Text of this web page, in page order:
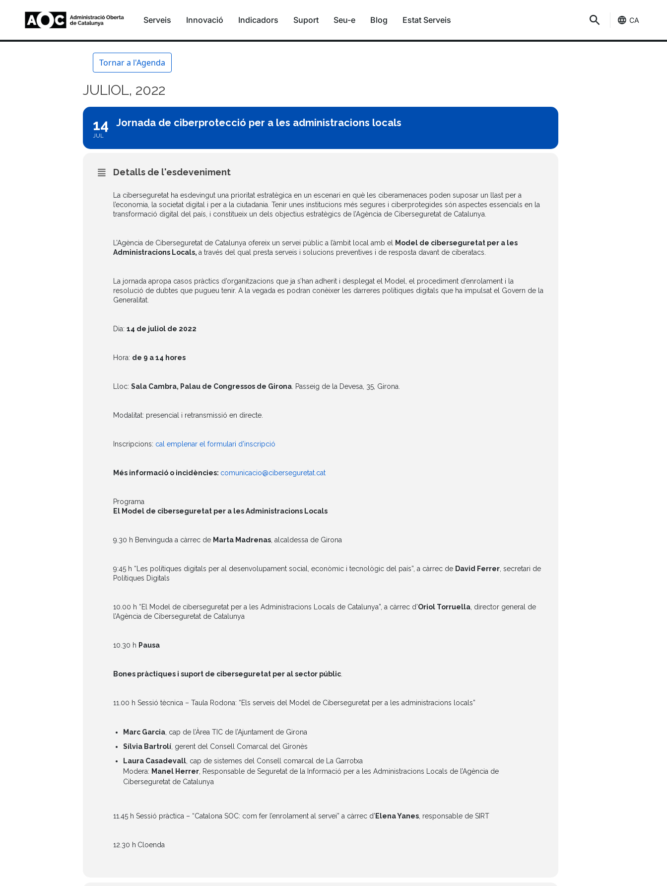
Serveis Innovació Indicadors Suport Seu-e Blog Estat Serveis CA
Tornar a l'Agenda
JULIOL, 2022
14
JUL
Jornada de ciberprotecció per a les administracions locals
Detalls de l'esdeveniment
La ciberseguretat ha esdevingut una prioritat estratègica en un escenari en què les ciberamenaces poden suposar un llast per a
l’economia, la societat digital i per a la ciutadania. Tenir unes institucions més segures i ciberprotegides són aspectes essencials en la
transformació digital del país, i constitueix un dels objectius estratègics de l’Agència de Ciberseguretat de Catalunya.
L’Agència de Ciberseguretat de Catalunya ofereix un servei públic a l’àmbit local amb el
Model de ciberseguretat per a les
Administracions Locals, a través del qual presta serveis i solucions preventives i de resposta davant de ciberatacs.
La jornada apropa casos pràctics d’organitzacions que ja s’han adherit i desplegat el Model, el procediment d’enrolament i la
resolució de dubtes que pugueu tenir. A la vegada es podran conèixer les darreres polítiques digitals que ha impulsat el Govern de la
Generalitat.
Dia: 14 de juliol de 2022
Hora: de 9 a 14 hores
Lloc: Sala Cambra, Palau de Congressos de Girona . Passeig de la Devesa, 35, Girona.
Modalitat: presencial i retransmissió en directe.
Inscripcions: cal emplenar el formulari d’inscripció
Més informació o incidències: comunicacio@ciberseguretat.cat
Programa
El Model de ciberseguretat per a les Administracions Locals
9.30 h Benvinguda a càrrec de Marta Madrenas , alcaldessa de Girona
9:45 h “Les polítiques digitals per al desenvolupament social, econòmic i tecnològic del país”, a càrrec de David Ferrer , secretari de
Polítiques Digitals
10.00 h “El Model de ciberseguretat per a les Administracions Locals de Catalunya”, a càrrec d’Oriol Torruella , director general de
l’Agència de Ciberseguretat de Catalunya
10.30 h Pausa
Bones pràctiques i suport de ciberseguretat per al sector públic
11.00 h Sessió tècnica – Taula Rodona: “Els serveis del Model de Ciberseguretat per a les administracions locals”
Marc Garcia , cap de l’Àrea TIC de l’Ajuntament de Girona
Sílvia Bartrolí , gerent del Consell Comarcal del Gironès
Laura Casadevall , cap de sistemes del Consell comarcal de La Garrotxa
Modera: Manel Herrer , Responsable de Seguretat de la Informació per a les Administracions Locals de l’Agència de
Ciberseguretat de Catalunya
11.45 h Sessió pràctica – “Catalona SOC: com fer l’enrolament al servei” a càrrec d’ Elena Yanes , responsable de SIRT
12.30 h Cloenda